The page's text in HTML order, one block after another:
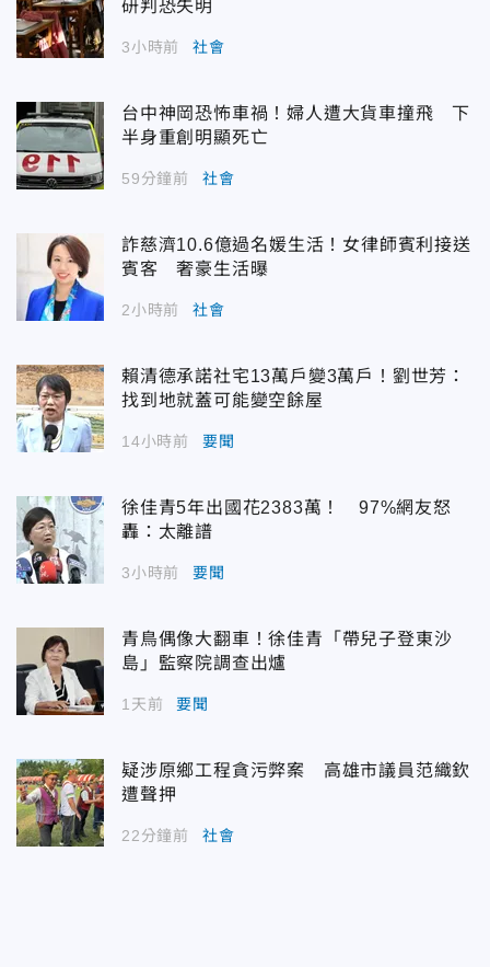
研判恐失明
3小時前 社會
台中神岡恐怖車禍！婦人遭大貨車撞飛 下
半身重創明顯死亡
59分鐘前 社會
詐慈濟10.6億過名媛生活！女律師賓利接送
賓客 奢豪生活曝
2小時前 社會
賴清德承諾社宅13萬戶變3萬戶！劉世芳：
找到地就蓋可能變空餘屋
14小時前 要聞
徐佳青5年出國花2383萬！ 97%網友怒
轟：太離譜
3小時前 要聞
青鳥偶像大翻車！徐佳青「帶兒子登東沙
島」監察院調查出爐
1天前 要聞
疑涉原鄉工程貪污弊案 高雄市議員范織欽
遭聲押
22分鐘前 社會